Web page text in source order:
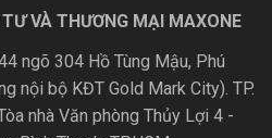
VÀ THƯƠNG MẠI MAXONE
ngõ 304 Hồ Tùng Mậu, Phú
nội bộ KĐT Gold Mark City). TP.
nhà Văn phòng Thủy Lợi 4 -